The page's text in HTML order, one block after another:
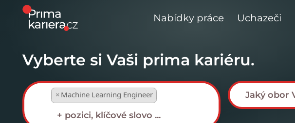
Nabídky práce Uchazeči
Vyberte si Vaši prima kariéru.
× Machine Learning Engineer